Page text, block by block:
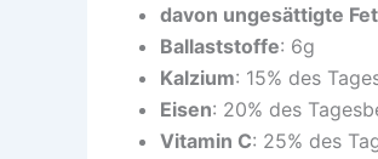
davon ungesättigte
Ballaststoffe: 6g
Kalzium: 15% des
Eisen: 20% des
Vitamin C: 25% des